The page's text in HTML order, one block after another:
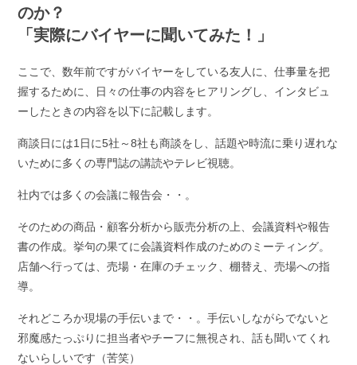
のか？
「実際にバイヤーに聞いてみた！」
ここで、数年前ですがバイヤーをしている友人に、仕事量を把
握するために、日々の仕事の内容をヒアリングし、インタビュ
ーしたときの内容を以下に記載します。
商談日には1日に5社～8社も商談をし、話題や時流に乗り遅れな
いために多くの専門誌の講読やテレビ視聴。
社内では多くの会議に報告会・・。
そのための商品・顧客分析から販売分析の上、会議資料や報告
書の作成。挙句の果てに会議資料作成のためのミーティング。
店舗へ行っては、売場・在庫のチェック、棚替え、売場への指
導。
それどころか現場の手伝いまで・・。手伝いしながらでないと
邪魔感たっぷりに担当者やチーフに無視され、話も聞いてくれ
ないらしいです（苦笑）